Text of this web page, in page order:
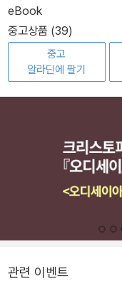
eBook
중고상품 (39)
중고
알라딘에 팔기
관련 이벤트